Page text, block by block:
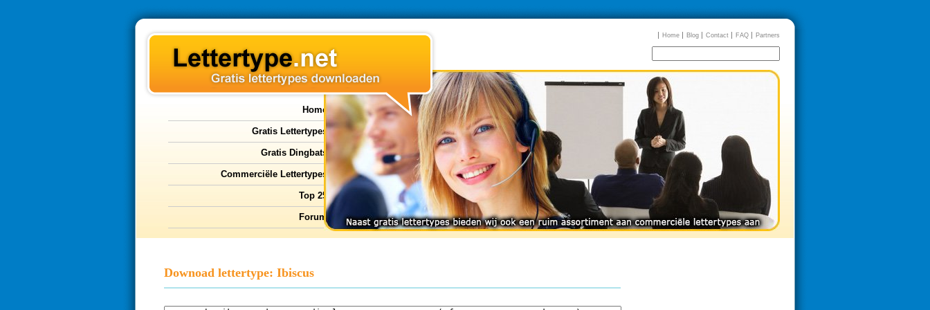
Home Blog Contact FAQ Partners
Home
Gratis Lettertypes
Gratis Dingbats
Commerciële Lettertypes
Top 25
Forum
Downoad lettertype: Ibiscus